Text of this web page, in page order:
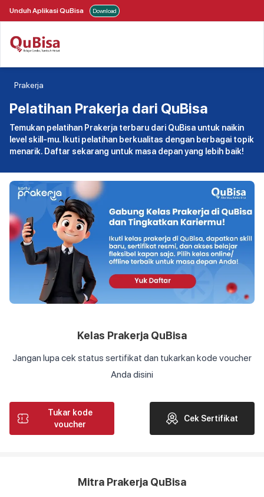
Unduh Aplikasi QuBisa Download
Prakerja
Pelatihan Prakerja dari QuBisa
Temukan pelatihan Prakerja terbaru dari QuBisa untuk naikin
level skill-mu. Ikuti pelatihan berkualitas dengan berbagai topik
menarik. Daftar sekarang untuk masa depan yang lebih baik!
Kelas Prakerja QuBisa
Jangan lupa cek status sertifikat dan tukarkan kode voucher
Anda disini
Tukar kode
voucher
Cek Sertifikat
Mitra Prakerja QuBisa